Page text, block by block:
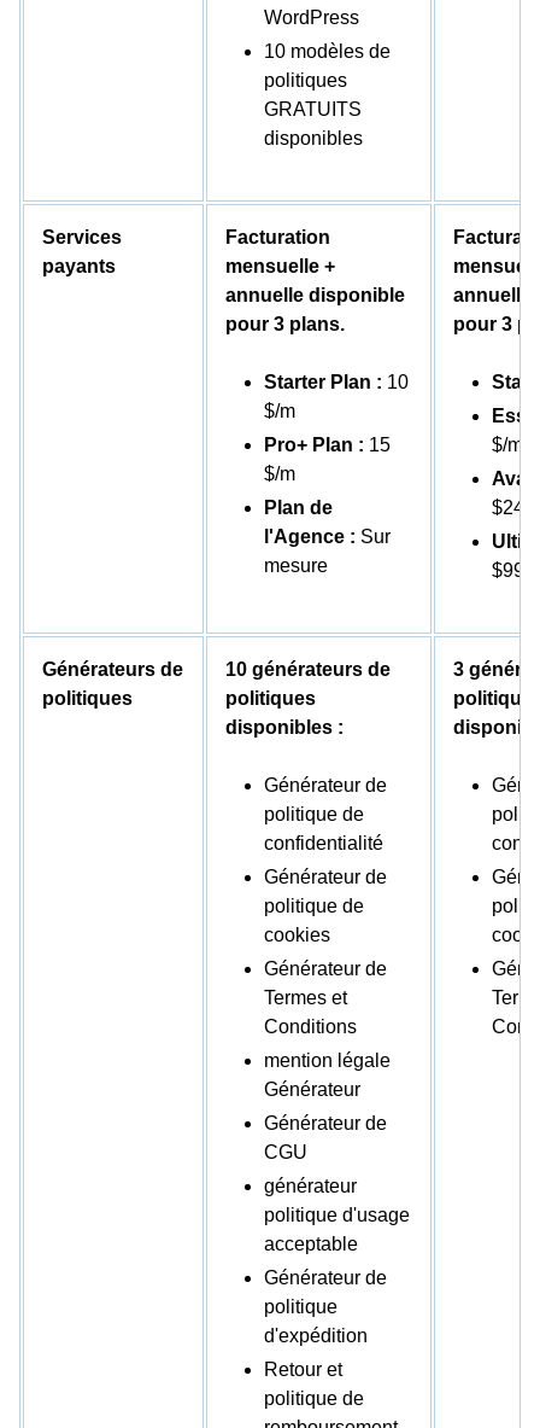
WordPress
10 modèles de
politiques
GRATUITS
disponibles
Services
payants
Facturation
mensuelle +
annuelle disponible
pour 3 plans.
Starter Plan : 10
$/m
Pro+ Plan : 15
$/m
Plan de
l'Agence : Sur
mesure
annuelle
pour 3
$/m
Générateurs de
politiques
10 générateurs de
politiques
disponibles :
Générateur de
politique de
confidentialité
Générateur de
politique de
cookies
Générateur de
Termes et
Conditions
mention légale
Générateur
Générateur de
CGU
générateur
politique d'usage
acceptable
Générateur de
politique
d'expédition
Retour et
politique de
3